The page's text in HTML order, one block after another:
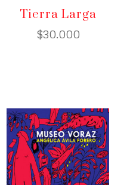
Tierra Larga
$30.000